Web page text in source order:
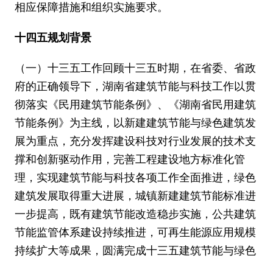
相应保障措施和组织实施要求。
十四五规划背景
（一）十三五工作回顾十三五时期，在省委、省政
府的正确领导下，湖南省建筑节能与科技工作以贯
彻落实《民用建筑节能条例》、《湖南省民用建筑
节能条例》为主线，以新建建筑节能与绿色建筑发
展为重点，充分发挥建设科技对行业发展的技术支
撑和创新驱动作用，完善工程建设地方标准化管
理，实现建筑节能与科技各项工作全面推进，绿色
建筑发展取得重大进展，城镇新建建筑节能标准进
一步提高，既有建筑节能改造稳步实施，公共建筑
节能监管体系建设持续推进，可再生能源应用规模
持续扩大等成果，圆满完成十三五建筑节能与绿色